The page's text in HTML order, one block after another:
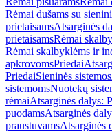
Rėmai dušams su
prietaisamsAtsarginės
prietaisamsRėmai
Rėmai skalbyklėms ir
apkrovomsPriedai
PriedaiSieninės sistemos
sistemomsNuotekų
rėmaiAtsarginės dalys:
puodamsAtsarginės
praustuvamsAtsarginės